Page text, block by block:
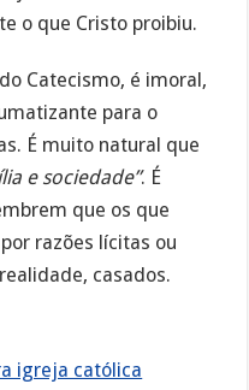
o que Cristo proibiu.
Catecismo, é imoral,
para o
É muito natural que
e sociedade”. É
que os que
razões lícitas ou
casados.
igreja católica